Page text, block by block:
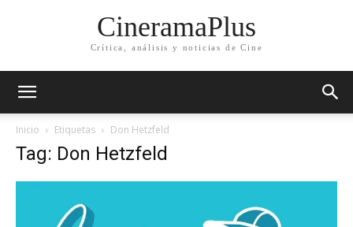
CineramaPlus
Crítica, análisis y noticias de Cine
Inicio Etiquetas Don Hetzfeld
Tag: Don Hetzfeld